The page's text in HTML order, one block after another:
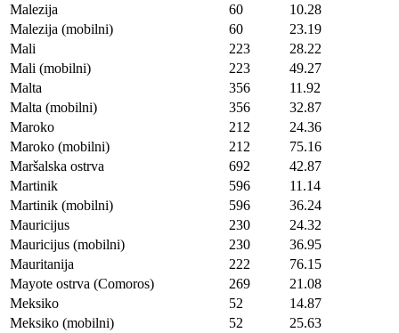
Malezija
60
10.28
Malezija (mobilni)
60
23.19
Mali
223
28.22
Mali (mobilni)
223
49.27
Malta
356
11.92
Malta (mobilni)
356
32.87
Maroko
212
24.36
Maroko (mobilni)
212
75.16
Maršalska ostrva
692
42.87
Martinik
596
11.14
Martinik (mobilni)
596
36.24
Mauricijus
230
24.32
Mauricijus (mobilni)
230
36.95
Mauritanija
222
76.15
Mayote ostrva (Comoros)
269
21.08
Meksiko
52
14.87
Meksiko (mobilni)
52
25.63